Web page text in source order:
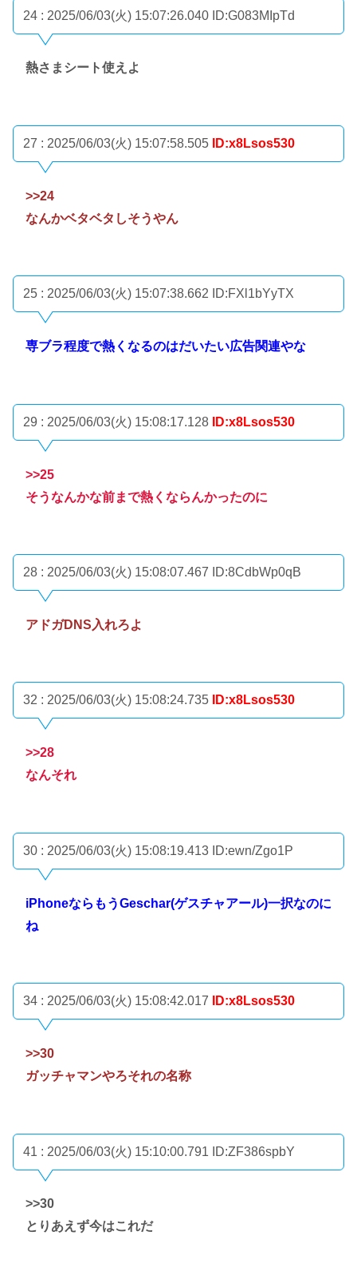
24 : 2025/06/03(火) 15:07:26.040 ID:G083MIpTd
熱さまシート使えよ
27 : 2025/06/03(火) 15:07:58.505 ID:x8Lsos530
>>24
なんかベタベタしそうやん
25 : 2025/06/03(火) 15:07:38.662 ID:FXl1bYyTX
専ブラ程度で熱くなるのはだいたい広告関連やな
29 : 2025/06/03(火) 15:08:17.128 ID:x8Lsos530
>>25
そうなんかな前まで熱くならんかったのに
28 : 2025/06/03(火) 15:08:07.467 ID:8CdbWp0qB
アドガDNS入れろよ
32 : 2025/06/03(火) 15:08:24.735 ID:x8Lsos530
>>28
なんそれ
30 : 2025/06/03(火) 15:08:19.413 ID:ewn/Zgo1P
iPhoneならもうGeschar(ゲスチャアール)一択なのに
ね
34 : 2025/06/03(火) 15:08:42.017 ID:x8Lsos530
>>30
ガッチャマンやろそれの名称
41 : 2025/06/03(火) 15:10:00.791 ID:ZF386spbY
>>30
とりあえず今はこれだ